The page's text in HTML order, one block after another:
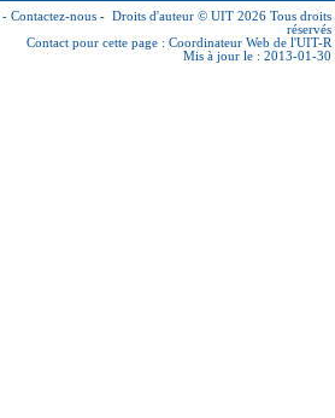
- Contactez-nous - Droits d'auteur © UIT 2026 Tous droits
réservés
Contact pour cette page : Coordinateur Web de l'UIT-R
Mis à jour le : 2013-01-30